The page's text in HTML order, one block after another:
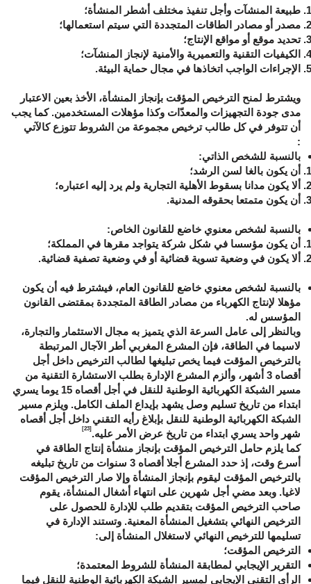
طبيعة المنشآت وأجل تنفيذ مختلف أشطر المنشأة؛
مصدر أو مصادر الطاقات المتجددة التي سيتم استعمالها؛
تحديد موقع أو مواقع الإنتاج؛
الكيفيات التقنية والتعميرية والأمنية لإنجاز المنشآت؛
الإجراءات الواجب اتخاذها في مجال حماية البيئة.
ويشترط لمنح الترخيص المؤقت بإنجاز المنشأة، الأخذ بعين الاعتبار
مدى جودة التجهيزات والمعدّات وكذا مؤهلات المستخدمين. كما يجب
أن تتوفر في كل طالب ترخيص مجموعة من الشروط تتوزع كالآتي
:
بالنسبة للشخص الذاتي:
أن يكون بالغا لسن الرشد؛
ألا يكون مدانا بسقوط الأهلية التجارية ولم يرد إليه اعتباره؛
أن يكون متمتعا بحقوقه المدنية.
بالنسبة لشخص معنوي خاضع للقانون الخاص:
أن يكون مؤسسا في شكل شركة يتواجد مقرها في المملكة؛
ألا يكون في وضعية تسوية قضائية أو في وضعية تصفية قضائية.
بالنسبة لشخص معنوي خاضع للقانون العام، فيشترط فيه أن يكون
مؤهلا لإنتاج الكهرباء من مصادر الطاقة المتجددة بمقتضى القانون
المؤسس له.
وبالنظر إلى عامل السرعة الذي يتميز به مجال الاستثمار والتجارة،
لاسيما في الطاقة، فإن المشرع المغربي أطر الآجال المرتبطة
بالترخيص المؤقت فيما يخص تبليغها لطالب الترخيص داخل أجل
أقصاه 3 أشهر، وألزم المشرع الإدارة بطلب الاستشارة التقنية من
مسير الشبكة الكهربائية الوطنية للنقل في أجل أقصاه 15 يوما يسري
ابتداء من تاريخ تسليم وصل يشهد بإيداع الملف الكامل. ويلزم مسير
الشبكة الكهربائية الوطنية للنقل بإبلاغ رأيه التقني داخل أجل أقصاه
شهر واحد يسري ابتداء من تاريخ عرض الأمر عليه.[23]
كما يلزم حامل الترخيص المؤقت بإنجاز منشأة إنتاج الطاقة في
أسرع وقت، إذ حدد المشرع أجلا أقصاه 3 سنوات من تاريخ تبليغه
بالترخيص المؤقت ليقوم بإنجاز المنشأة وإلا صار الترخيص المؤقت
لاغيا. وبعد مضي أجل شهرين على انتهاء أشغال المنشأة، يقوم
صاحب الترخيص المؤقت بتقديم طلب للإدارة للحصول على
الترخيص النهائي بتشغيل المنشأة المعنية. وتستند الإدارة في
تسليمها للترخيص النهائي لاستغلال المنشأة إلى:
الترخيص المؤقت؛
التقرير الإيجابي لمطابقة المنشأة للشروط المعتمدة؛
الرأي التقني الإيجابي لمسير الشبكة الكهربائية الوطنية للنقل فيما